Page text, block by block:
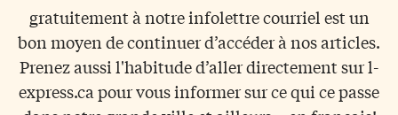
gratuitement à notre infolettre courriel est un
bon moyen de continuer d’accéder à nos articles.
Prenez aussi l'habitude d’aller directement sur l-
express.ca pour vous informer sur ce qui ce passe